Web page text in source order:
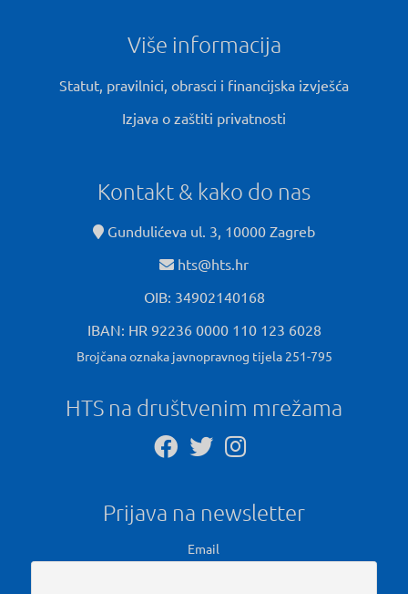
Više informacija
Statut, pravilnici, obrasci i financijska izvješća
Izjava o zaštiti privatnosti
Kontakt & kako do nas
Gundulićeva ul. 3, 10000 Zagreb
hts@hts.hr
OIB: 34902140168
IBAN: HR 92236 0000 110 123 6028
Brojčana oznaka javnopravnog tijela 251-795
HTS na društvenim mrežama
Prijava na newsletter
Email